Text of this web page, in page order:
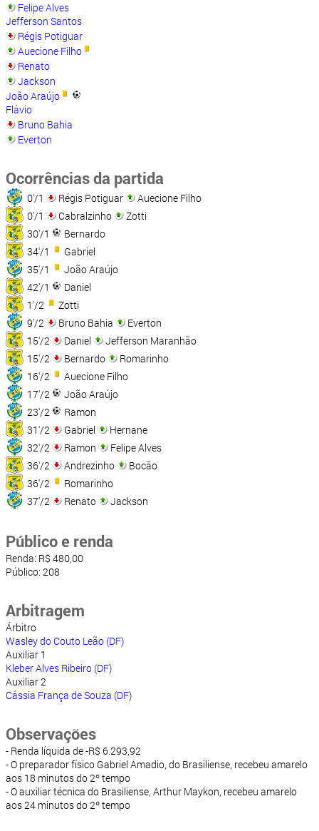
Felipe Alves
Jefferson Santos
Régis Potiguar
Auecione Filho
Renato
Jackson
João Araújo
Flávio
Bruno Bahia
Everton
Ocorrências da partida
0'/1 Régis Potiguar
Auecione Filho
0'/1
Cabralzinho
Zotti
30'/1
Bernardo
34'/1
Gabriel
35'/1
João Araújo
42'/1
Daniel
1'/2
Zotti
9'/2
Bruno Bahia
Everton
15'/2
Daniel
Jefferson Maranhão
15'/2
Bernardo
Romarinho
16'/2
Auecione Filho
17'/2
João Araújo
23'/2
Ramon
31'/2
Gabriel
Hernane
32'/2
Ramon
Felipe Alves
36'/2
Andrezinho
Bocão
36'/2
Romarinho
37'/2
Renato Jackson
Público e renda
Renda: R$ 480,00
Público: 208
Arbitragem
Árbitro
Wasley do Couto Leão (DF)
Auxiliar 1
Kleber Alves Ribeiro (DF)
Auxiliar 2
Cássia França de Souza (DF)
Observações
- Renda líquida de -R$ 6.293,92
- O preparador físico Gabriel Amadio, do Brasiliense, recebeu amarelo
aos 18 minutos do 2º tempo
- O auxiliar técnica do Brasiliense, Arthur Maykon, recebeu amarelo
aos 24 minutos do 2º tempo